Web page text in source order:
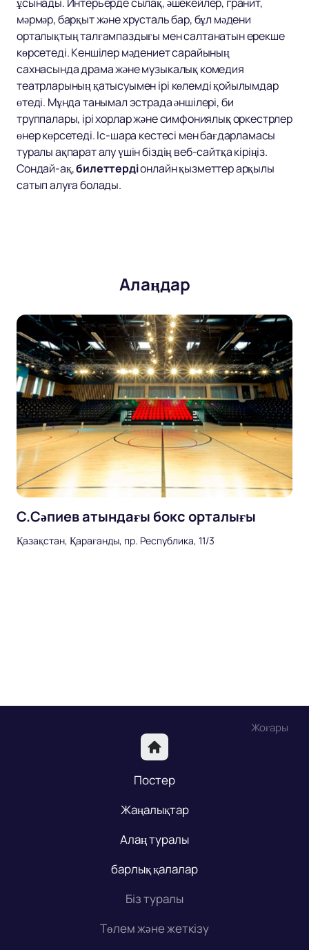
мәрмәр, барқыт және хрусталь бар, бұл мәдени
орталықтың талғампаздығы мен салтанатын ерекше
көрсетеді. Кеншілер мәдениет сарайының
сахнасында драма және музыкалық комедия
театрларының қатысуымен ірі көлемді қойылымдар
өтеді. Мұнда танымал эстрада әншілері, би
труппалары, ірі хорлар және симфониялық оркестрлер
өнер көрсетеді. Іс-шара кестесі мен бағдарламасы
туралы ақпарат алу үшін біздің веб-сайтқа кіріңіз.
Сондай-ақ,билеттердіонлайн қызметтер арқылы
сатып алуға болады.
Алаңдар
С.Сәпиев атындағы бокс орталығы
Қазақстан, Қарағанды, пр. Республика, 11/3
Жоғары
Постер
Жаңалықтар
Алаң туралы
барлық қалалар
Біз туралы
Төлем және жеткізу